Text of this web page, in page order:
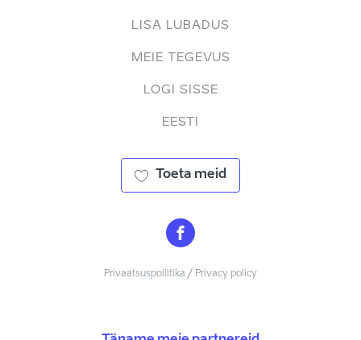
LISA LUBADUS
MEIE TEGEVUS
LOGI SISSE
EESTI
Toeta meid
Privaatsuspoliitika / Privacy policy